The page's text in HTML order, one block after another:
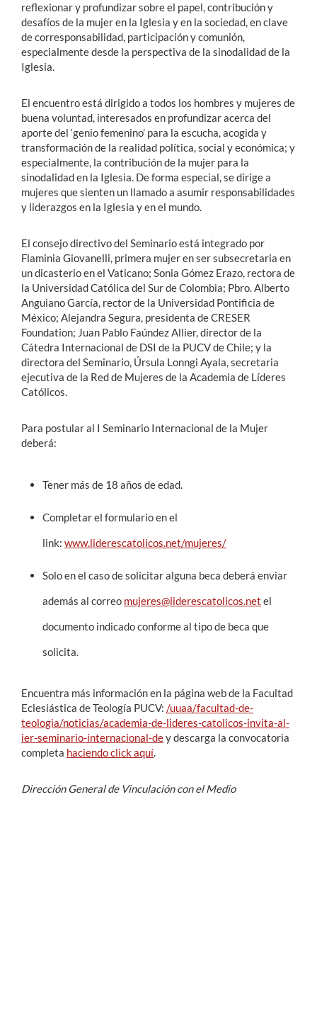
reflexionar y profundizar sobre el papel, contribución y
desafíos de la mujer en la Iglesia y en la sociedad, en clave
de corresponsabilidad, participación y comunión,
especialmente desde la perspectiva de la sinodalidad de la
Iglesia.
El encuentro está dirigido a todos los hombres y mujeres de
buena voluntad, interesados en profundizar acerca del
aporte del ‘genio femenino’ para la escucha, acogida y
transformación de la realidad política, social y económica; y
especialmente, la contribución de la mujer para la
sinodalidad en la Iglesia. De forma especial, se dirige a
mujeres que sienten un llamado a asumir responsabilidades
y liderazgos en la Iglesia y en el mundo.
El consejo directivo del Seminario está integrado por
Flaminia Giovanelli, primera mujer en ser subsecretaria en
un dicasterio en el Vaticano; Sonia Gómez Erazo, rectora de
la Universidad Católica del Sur de Colombia; Pbro. Alberto
Anguiano García, rector de la Universidad Pontificia de
México; Alejandra Segura, presidenta de CRESER
Foundation; Juan Pablo Faúndez Allier, director de la
Cátedra Internacional de DSI de la PUCV de Chile; y la
directora del Seminario, Úrsula Lonngi Ayala, secretaria
ejecutiva de la Red de Mujeres de la Academia de Líderes
Católicos.
Para postular al I Seminario Internacional de la Mujer
deberá:
Tener más de 18 años de edad.
Completar el formulario en el
link: www.liderescatolicos.net/mujeres/
Solo en el caso de solicitar alguna beca deberá enviar
además al correo mujeres@liderescatolicos.net el
documento indicado conforme al tipo de beca que
solicita.
Encuentra más información en la página web de la Facultad
Eclesiástica de Teología PUCV: /uuaa/facultad-de-
teologia/noticias/academia-de-lideres-catolicos-invita-al-
ier-seminario-internacional-dey descarga la convocatoria
completa haciendo click aquí.
Dirección General de Vinculación con el Medio